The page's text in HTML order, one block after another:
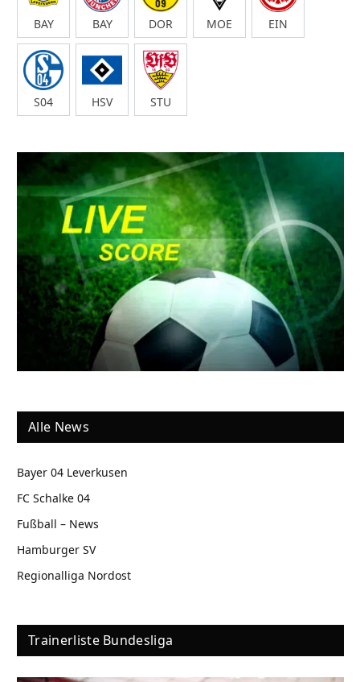
BAY BAY DOR MOE EIN
S04 HSV STU
Alle News
Bayer 04 Leverkusen
FC Schalke 04
Fußball – News
Hamburger SV
Regionalliga Nordost
Trainerliste Bundesliga